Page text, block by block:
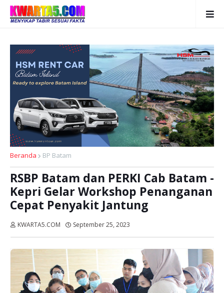
Beranda BP Batam
RSBP Batam dan PERKI Cab Batam -
Kepri Gelar Workshop Penanganan
Cepat Penyakit Jantung
KWARTA5.COM September 25, 2023